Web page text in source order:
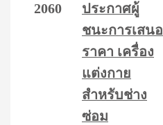
2060
ประกาศผู้
ชนะการเสนอ
ราคา เครื่อง
แต่งกาย
สำหรับช่าง
ซ่อม